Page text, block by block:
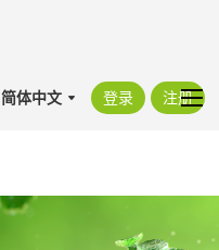
简体中文 登录 注册